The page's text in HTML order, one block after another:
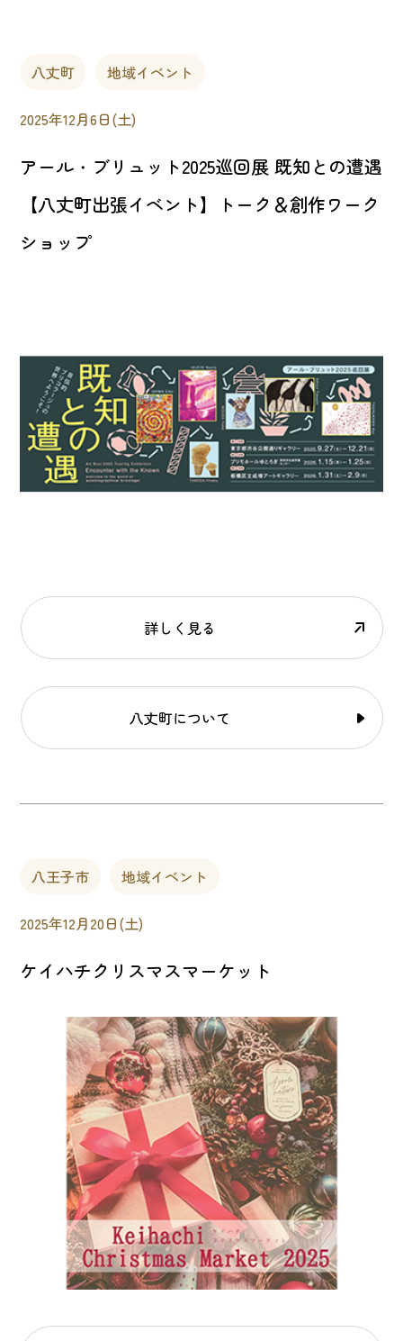
八丈町 地域イベント
2025年12月6日(土)
アール・ブリュット2025巡回展 既知との遭遇
【八丈町出張イベント】トーク＆創作ワーク
ショップ
詳しく見る
八丈町について
八王子市 地域イベント
2025年12月20日(土)
ケイハチクリスマスマーケット